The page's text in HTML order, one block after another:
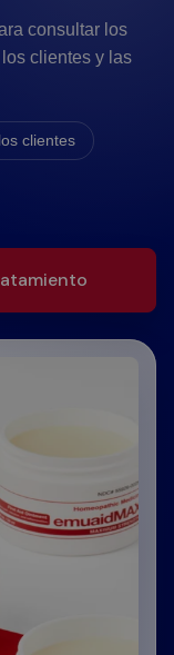
consultar los
clientes y las
clientes